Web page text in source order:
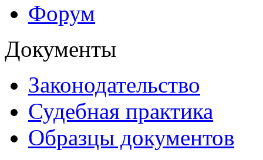
Форум
Документы
Законодательство
Судебная практика
Образцы документов